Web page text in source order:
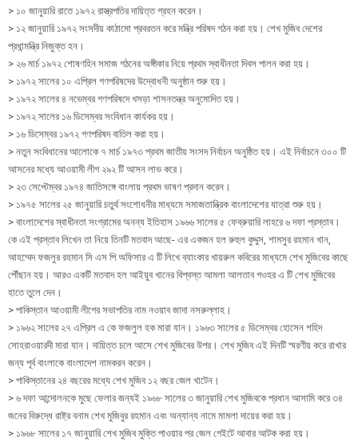
> ১০ জানুয়ারি রাতে ১৯৭২ রাস্ত্রপতির দায়িত্ত গ্রহন করেন।
> ১২ জানুয়ারি ১৯৭২ সংসদীয় কাঠামো প্রবরতন করে মন্ত্রি পরিষদ গঠন করা হয়। শেখ মুজিব দেশের
প্রধান্মন্ত্রি নিজুক্ত হন।
> ২৬ মার্চ ১৯৭২ শোষণহিন সমাজ গঠনের অঙ্গীকার নিয়ে প্রথম স্বাধীনতা দিবস পালন করা হয়।
> ১৯৭২ সালের ১০ এপ্রিল গণপরিষদের উদ্বোধনী অনুষ্ঠান শুরু হয়।
> ১৯৭২ সালের ৪ নভেম্বর গণপরিষদে খসড়া শাসনতন্ত্র অনুমোদিত হয়।
> ১৯৭২ সালের ১৬ ডিসেম্বর সংবিধান কার্যকর হয়।
> ১৬ ডিসেম্বর ১৯৭২ গণপরিষদ বাতিল করা হয়।
> নতুন সংবিধানের আলোকে ৭ মার্চ ১৯৭৩ প্রথম জাতীয় সংসদ নির্বাচন অনুষ্ঠিত হয়। এই নির্বাচনে ৩০০ টি
আসনের মধ্যে আওয়ামী লীগ ২৯২ টি আসন লাভ করে।
> ২৩ সেপ্টেম্বর ১৯৭৪ জাতিসঙ্গে বাংলায় প্রথম ভাষণ প্রদান করেন।
> ১৯৭৫ সালের ২৫ জানুয়ারি চতুর্থ সংশোধনীর মাধ্যমে সমাজতান্ত্রিক বাংলাদেশের যাত্রা শুরু হয়।
> বাংলাদেশের স্বাধীনতা সংগ্রামের অনন্য ইতিহাস ১৯৬৬ সালের ৫ ফেব্রুয়ারি লাহরে ৬ দফা প্রস্তাব।
কে এই প্রস্তাব লিখেন তা নিয়ে তিনটি মতবাদ আছে- এর একজন হল রুহুল কুদ্দুস, শামসুর রহমান খান,
আহম্মেদ ফজলুর রহমান সি এস পি অফিসার এ টি লিখে ব্যাংকার খায়রুল কবিরের মাধ্যমে শেখ মুজিবের কাছে
পৌঁছান হয়। আরও একটি মতবাদ হল আইয়ুব খানের বিশ্বস্ত আমলা আলতাব গওহর এ টি শেখ মুজিবের
হাতে তুলে দেন।
> পাকিস্তান আওয়ামী লীগের সভাপতির নাম নওয়াব জাদা নসরুল্লাহ।
> ১৯৬২ সালের ২৭ এপ্রিল এ কে ফজলুল হক মারা যান। ১৯৬৩ সালের ৫ ডিসেম্বর হোসেন শহিদ
সোহরাওয়ারদী মারা যান। দায়িত্ত চলে আসে শেখ মুজিবের উপর। শেখ মুজিব এই দিনটি স্মরণীয় করে রাখার
জন্য পূর্ব বাংলাকে বাংলাদেশ নামকরন করেন।
> পাকিস্তানের ২৪ বছরের মধ্যে শেখ মুজিব ১২ বছর জেল খাটেন।
> ৬ দফা আন্দোলনকে মুছে ফেলার জন্যই ১৯৬৮ সালের ৩ জানুয়ারি শেখ মুজিবকে প্রধান আসামি করে ৩৪
জনের বিরুদ্ধে রাষ্ট্র বনাম শেখ মুজিবুর রহমান এবং অন্যান্য নামে মামলা দায়ের করা হয়।
> ১৯৬৮ সালের ১৭ জানুয়ারি শেখ মুজিব মুক্তি পাওয়ার পর জেল গেইটে আবার আটক করা হয়।